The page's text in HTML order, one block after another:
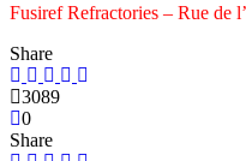
Fusiref Refractories – Rue de
Share
3089
0
Share